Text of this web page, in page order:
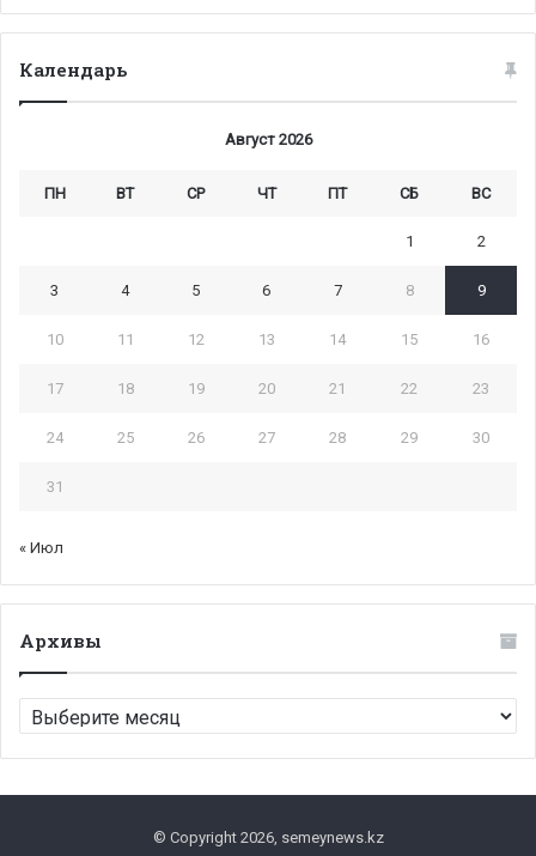
Календарь
Август 2026
ПН ВТ СР ЧТ ПТ СБ ВС
1 2
3 4 5 6 7 8 9
10 11 12 13 14 15 16
17 18 19 20 21 22 23
24 25 26 27 28 29 30
31
« Июл
Архивы
Архивы
© Copyright 2026, semeynews.kz